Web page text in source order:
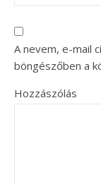
A nevem, e-mail
böngészőben a
Hozzászólás